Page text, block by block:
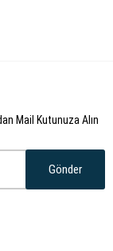
Mail Kutunuza Alın
Gönder